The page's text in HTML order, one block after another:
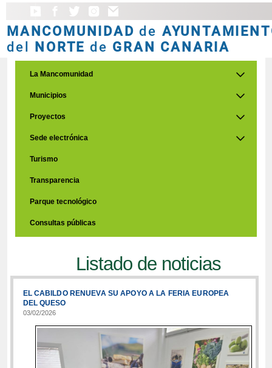
MANCOMUNIDAD de
del NORTE de GRAN CANARIA
La Mancomunidad
Municipios
Proyectos
Sede electrónica
Turismo
Transparencia
Parque tecnológico
Consultas públicas
Listado de noticias
EL CABILDO RENUEVA SU APOYO A LA FERIA EUROPEA
DEL QUESO
03/02/2026